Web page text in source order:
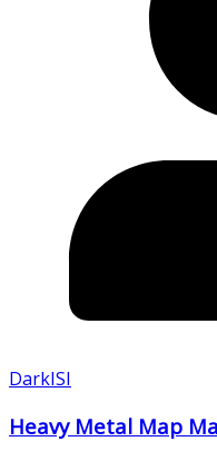
DarkISI
Heavy Metal Map